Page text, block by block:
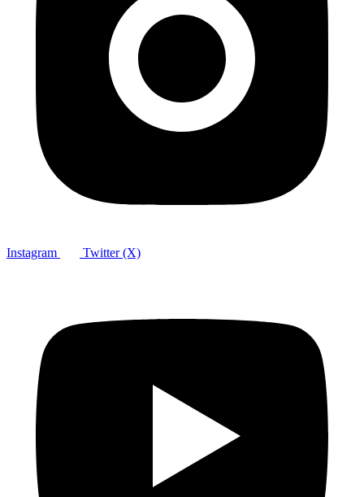
Instagram Twitter (X)